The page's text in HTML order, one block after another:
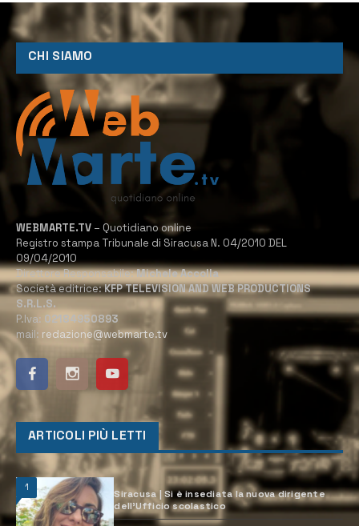
CHI SIAMO
WEBMARTE.TV – Quotidiano online
Registro stampa Tribunale di Siracusa N. 04/2010 DEL
09/04/2010
Direttore Responsabile:Michele Accolla
Società editrice:KFP TELEVISION AND WEB PRODUCTIONS
S.R.L.S.
P.Iva: 02184950893
mail: redazione@webmarte.tv
ARTICOLI PIÙ LETTI
1
Siracusa | Si è insediata la nuova dirigente
dell’Ufficio scolastico